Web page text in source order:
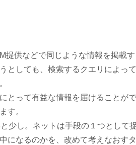
提供などで同じような情報を掲載
としても、検索するクエリによっ
とって有益な情報を届けることが
す。
少し。ネットは手段の１つとして
になるのかを、改めて考えなおす